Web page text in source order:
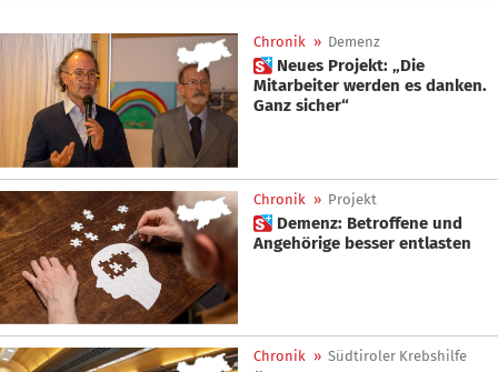
Chronik » Demenz
 Neues Projekt: „Die
Mitarbeiter werden es danken.
Ganz sicher“
Chronik » Projekt
 Demenz: Betroffene und
Angehörige besser entlasten
Chronik » Südtiroler Krebshilfe